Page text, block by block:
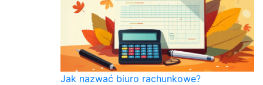
Jak nazwać biuro rachunkowe?